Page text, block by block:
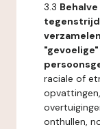
3.3
raciale of
onthullen,